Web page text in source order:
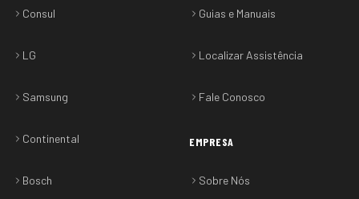
Consul
LG
Samsung
Continental
Bosch
Guias e Manuais
Localizar Assistência
Fale Conosco
EMPRESA
Sobre Nós